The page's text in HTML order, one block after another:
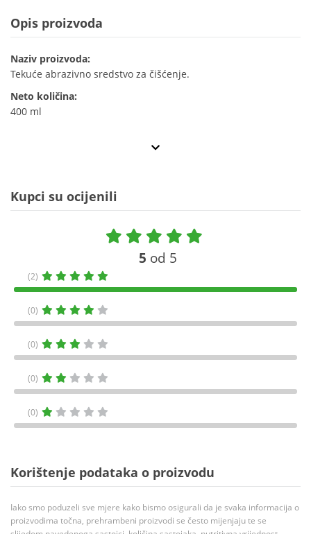
Opis proizvoda
Naziv proizvoda:
Tekuće abrazivno sredstvo za čišćenje.
Neto količina:
400 ml
Kupci su ocijenili
5 od 5
(2)
(0)
(0)
(0)
(0)
Korištenje podataka o proizvodu
Iako smo poduzeli sve mjere kako bismo osigurali da je svaka informacija o
proizvodima točna, prehrambeni proizvodi se često mijenjaju te se